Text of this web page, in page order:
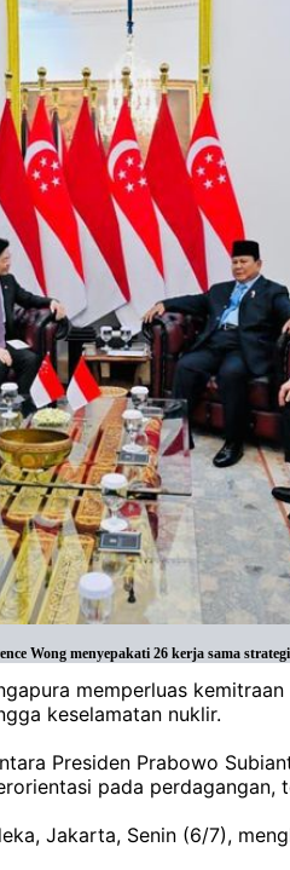
Wong menyepakati 26 kerja sama
memperluas
keselamatan nuklir.
Presiden Prabowo
pada
Jakarta, Senin (6/7),